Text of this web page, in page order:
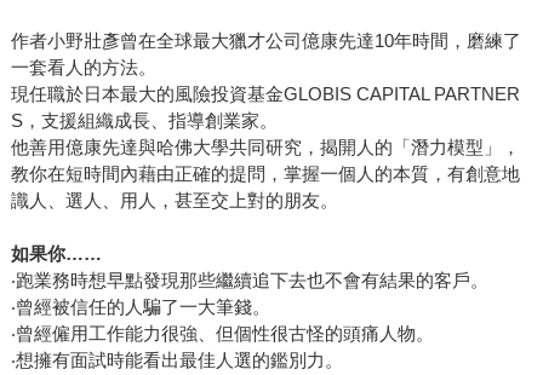
作者小野壯彥曾在全球最大獵才公司億康先達10年時間，磨練了
一套看人的方法。
現任職於日本最大的風險投資基金GLOBIS CAPITAL PARTNER
S，支援組織成長、指導創業家。
他善用億康先達與哈佛大學共同研究，揭開人的「潛力模型」，
教你在短時間內藉由正確的提問，掌握一個人的本質，有創意地
識人、選人、用人，甚至交上對的朋友。
如果你……
‧跑業務時想早點發現那些繼續追下去也不會有結果的客戶。
‧曾經被信任的人騙了一大筆錢。
‧曾經僱用工作能力很強、但個性很古怪的頭痛人物。
‧想擁有面試時能看出最佳人選的鑑別力。